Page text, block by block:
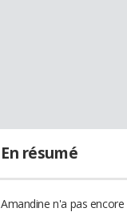
En résumé
Amandine n'a pas